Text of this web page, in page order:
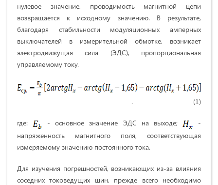
нулевое значение, проводимость магнитной цепи
возвращается к исходному значению. В результате,
благодаря стабильности модуляционных амперных
выключателей в измерительной обмотке, возникает
электродвижущая сила (ЭДС), пропорциональная
управляемому току.
. (1)
где: - основное значение ЭДС на выходе;
-
напряженность магнитного поля, соответствующая
измеряемому значению постоянного тока.
Для изучения погрешностей, возникающих из-за влияния
соседних токоведущих шин, прежде всего необходимо